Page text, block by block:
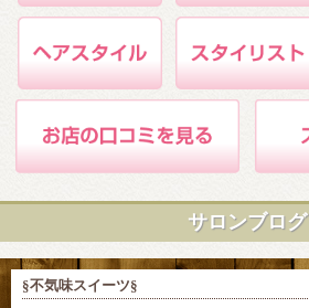
サロンブログ
§不気味スイーツ§